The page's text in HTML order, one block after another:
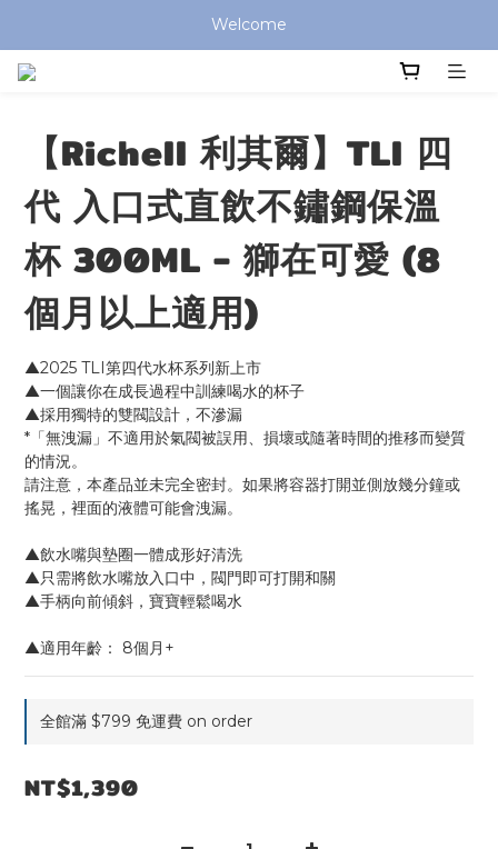
全館滿 $799 免運費 (僅提供台灣本島區域，外島地區請洽客服)
Welcome
全館滿 $799 免運費 (僅提供台灣本島區域，外島地區請洽客服)
【Richell 利其爾】TLI 四
代 入口式直飲不鏽鋼保溫
杯 300ML - 獅在可愛 (8
個月以上適用)
▲2025 TLI第四代水杯系列新上市
▲一個讓你在成長過程中訓練喝水的杯子
▲採用獨特的雙閥設計，不滲漏
*「無洩漏」不適用於氣閥被誤用、損壞或隨著時間的推移而變質
的情況。
請注意，本產品並未完全密封。如果將容器打開並側放幾分鐘或
搖晃，裡面的液體可能會洩漏。
▲飲水嘴與墊圈一體成形好清洗
▲只需將飲水嘴放入口中，閥門即可打開和關
▲手柄向前傾斜，寶寶輕鬆喝水
▲適用年齡： 8個月+
全館滿 $799 免運費 on order
NT$1,390